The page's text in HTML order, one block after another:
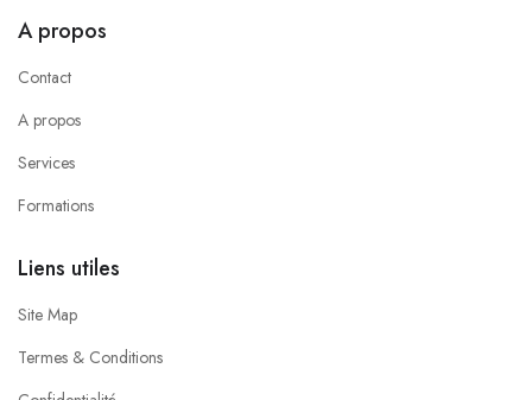
A propos
Contact
A propos
Services
Formations
Liens utiles
Site Map
Termes & Conditions